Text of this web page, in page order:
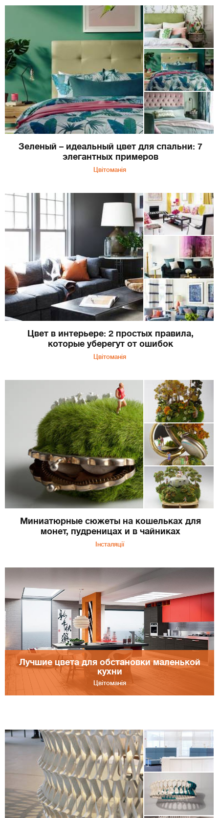
Зеленый – идеальный цвет для спальни: 7
элегантных примеров
Цвітоманія
Цвет в интерьере: 2 простых правила,
которые уберегут от ошибок
Цвітоманія
Миниатюрные сюжеты на кошельках для
монет, пудреницах и в чайниках
Інсталяції
Лучшие цвета для обстановки маленькой
кухни
Цвітоманія